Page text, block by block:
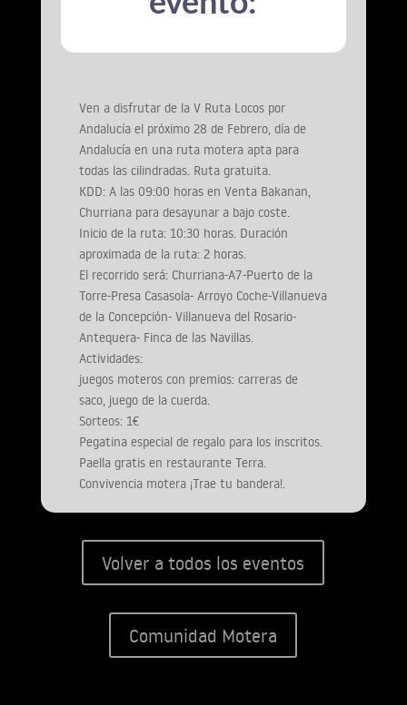
Ven a disfrutar de la V Ruta Locos por
Andalucía el próximo 28 de Febrero, día de
Andalucía en una ruta motera apta para
todas las cilindradas. Ruta gratuita.
KDD: A las 09:00 horas en Venta Bakanan,
Churriana para desayunar a bajo coste.
Inicio de la ruta: 10:30 horas. Duración
aproximada de la ruta: 2 horas.
El recorrido será: Churriana-A7-Puerto de la
Torre-Presa Casasola- Arroyo Coche-Villanueva
de la Concepción- Villanueva del Rosario-
Antequera- Finca de las Navillas.
Actividades:
juegos moteros con premios: carreras de
saco, juego de la cuerda.
Sorteos: 1€
Pegatina especial de regalo para los inscritos.
Paella gratis en restaurante Terra.
Convivencia motera ¡Trae tu bandera!.
Volver a todos los eventos
Comunidad Motera